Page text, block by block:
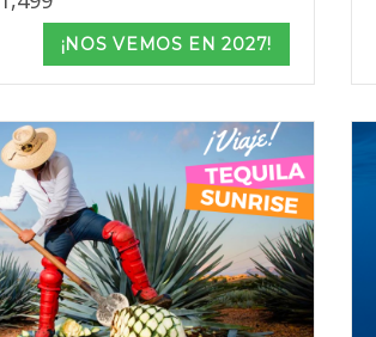
range:
$1,399
through
$1,499
¡NOS VEMOS EN 2027!